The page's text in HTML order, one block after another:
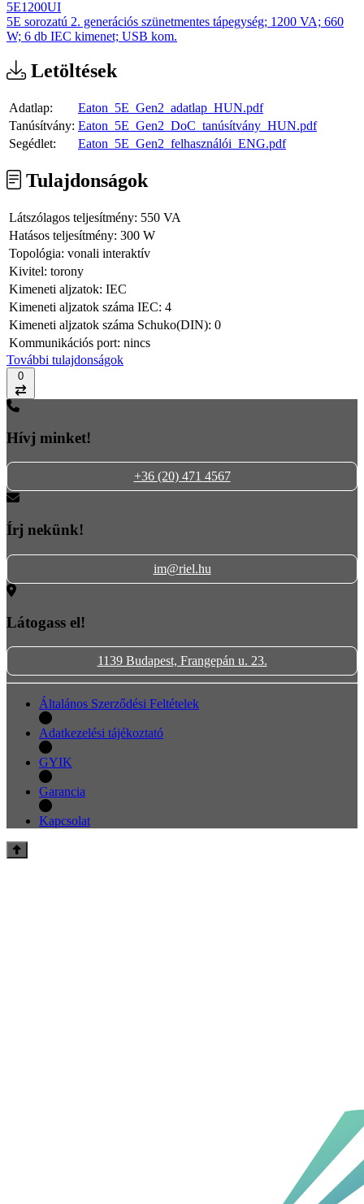
5E1200UI
5E sorozatú 2. generációs szünetmentes tápegység; 1200 VA; 660
W; 6 db IEC kimenet; USB kom.
Letöltések
Adatlap:
Eaton_5E_Gen2_adatlap_HUN.pdf
Tanúsítvány: Eaton_5E_Gen2_DoC_tanúsítvány_HUN.pdf
Segédlet:
Eaton_5E_Gen2_felhasználói_ENG.pdf
Tulajdonságok
Látszólagos teljesítmény: 550 VA
Hatásos teljesítmény: 300 W
Topológia: vonali interaktív
Kivitel: torony
Kimeneti aljzatok: IEC
Kimeneti aljzatok száma IEC: 4
Kimeneti aljzatok száma Schuko(DIN): 0
Kommunikációs port: nincs
További tulajdonságok
0
Hívj minket!
+36 (20) 471 4567
Írj nekünk!
im@riel.hu
Látogass el!
1139 Budapest, Frangepán u. 23.
Általános Szerződési Feltételek
Adatkezelési tájékoztató
GYIK
Garancia
Kapcsolat